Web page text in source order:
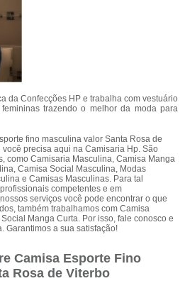
da Confecções HP e trabalha com vestuário
trazendo o melhor da moda para
fino masculina valor Santa Rosa de
precisa aqui na Camisaria Hp. São
como Camisaria Masculina, Camisa Manga
Camisa Social Masculina, Modas
e Camisas Masculinas. Para tal
competentes e em
serviços você pode encontrar o que
também trabalhamos com Camisa
Manga Curta. Por isso, fale conosco e
Garantimos a sua satisfação!
Camisa Esporte Fino
Rosa de Viterbo